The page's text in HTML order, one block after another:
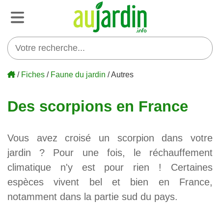
/ Fiches / Faune du jardin / Autres
Des scorpions en France
Vous avez croisé un scorpion dans votre
jardin ? Pour une fois, le réchauffement
climatique n'y est pour rien ! Certaines
espèces vivent bel et bien en France,
notamment dans la partie sud du pays.